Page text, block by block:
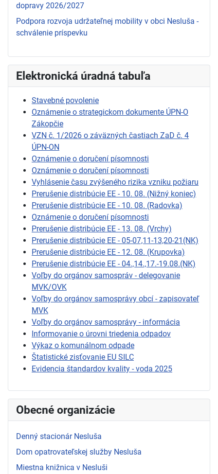
dopravy 2026/2027
Podpora rozvoja udržateľnej mobility v obci Nesluša -
schválenie príspevku
Elektronická úradná tabuľa
Stavebné povolenie
Oznámenie o strategickom dokumente ÚPN-O
Zákopčie
VZN č. 1/2026 o záväzných častiach ZaD č. 4
ÚPN-ON
Oznámenie o doručení písomnosti
Oznámenie o doručení písomnosti
Vyhlásenie času zvýšeného rizika vzniku požiaru
Prerušenie distribúcie EE - 10. 08. (Nižný koniec)
Prerušenie distribúcie EE - 10. 08. (Radovka)
Oznámenie o doručení písomnosti
Prerušenie distribúcie EE - 13. 08. (Vrchy)
Prerušenie distribúcie EE - 05-07,11-13,20-21(NK)
Prerušenie distribúcie EE - 12. 08. (Krupovka)
Prerušenie distribúcie EE - 04.,14.,17.-19.08.(NK)
Voľby do orgánov samospráv - delegovanie
MVK/OVK
Voľby do orgánov samosprávy obcí - zapisovateľ
MVK
Voľby do orgánov samosprávy - informácia
Informovanie o úrovni triedenia odpadov
Výkaz o komunálnom odpade
Štatistické zisťovanie EU SILC
Evidencia štandardov kvality - voda 2025
Obecné organizácie
Denný stacionár Nesluša
Dom opatrovateľskej služby Nesluša
Miestna knižnica v Nesluši